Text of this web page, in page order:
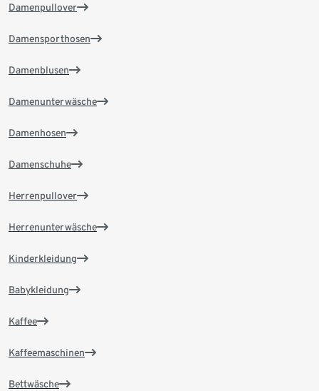
Damenpullover
Damensporthosen
Damenblusen
Damenunterwäsche
Damenhosen
Damenschuhe
Herrenpullover
Herrenunterwäsche
Kinderkleidung
Babykleidung
Kaffee
Kaffeemaschinen
Bettwäsche